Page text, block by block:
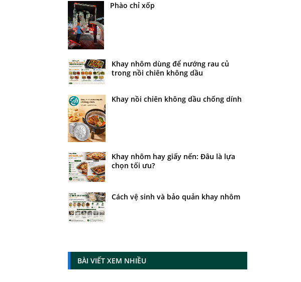
Phào chỉ xốp
Khay nhôm dùng để nướng rau củ
trong nồi chiên không dầu
Khay nồi chiên không dầu chống dính
Khay nhôm hay giấy nến: Đâu là lựa
chọn tối ưu?
Cách vệ sinh và bảo quản khay nhôm
BÀI VIẾT XEM NHIỀU